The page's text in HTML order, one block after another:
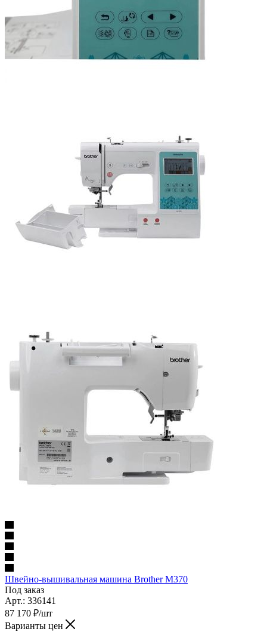
Швейно-вышивальная машина Brother M370
Под заказ
Арт.: 336141
87 170 ₽/шт
Варианты цен